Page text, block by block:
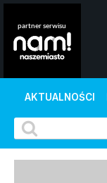
AKTUALNOŚCI